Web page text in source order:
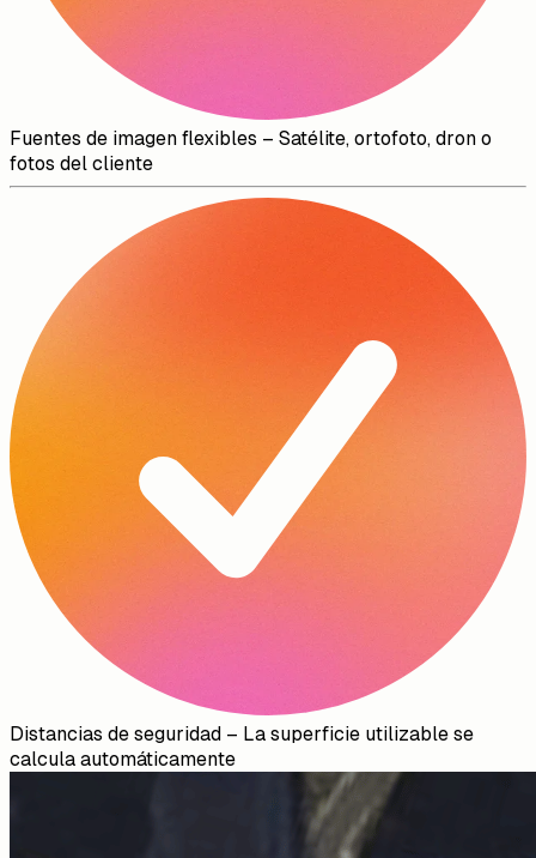
Fuentes de imagen flexibles – Satélite, ortofoto, dron o
fotos del cliente
Distancias de seguridad – La superficie utilizable se
calcula automáticamente